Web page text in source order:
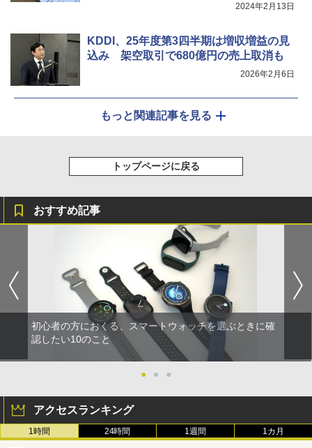
2024年2月13日
KDDI、25年度第3四半期は増収増益の見
込み 架空取引で680億円の売上取消も
2026年2月6日
もっと関連記事を見る
トップページに戻る
おすすめ記事
初心者の方におくる、スマートウォッチを選ぶときに確
認したい10のこと
● ● ●
アクセスランキング
1時間 24時間 1週間 1カ月